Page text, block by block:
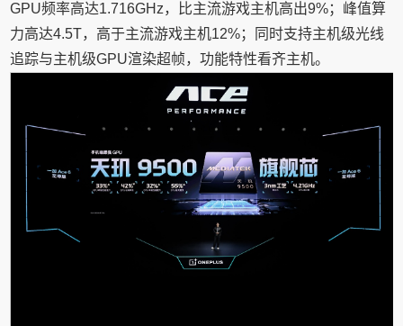
GPU频率高达1.716GHz，比主流游戏主机高出9%；峰值算
力高达4.5T，高于主流游戏主机12%；同时支持主机级光线
追踪与主机级GPU渲染超帧，功能特性看齐主机。